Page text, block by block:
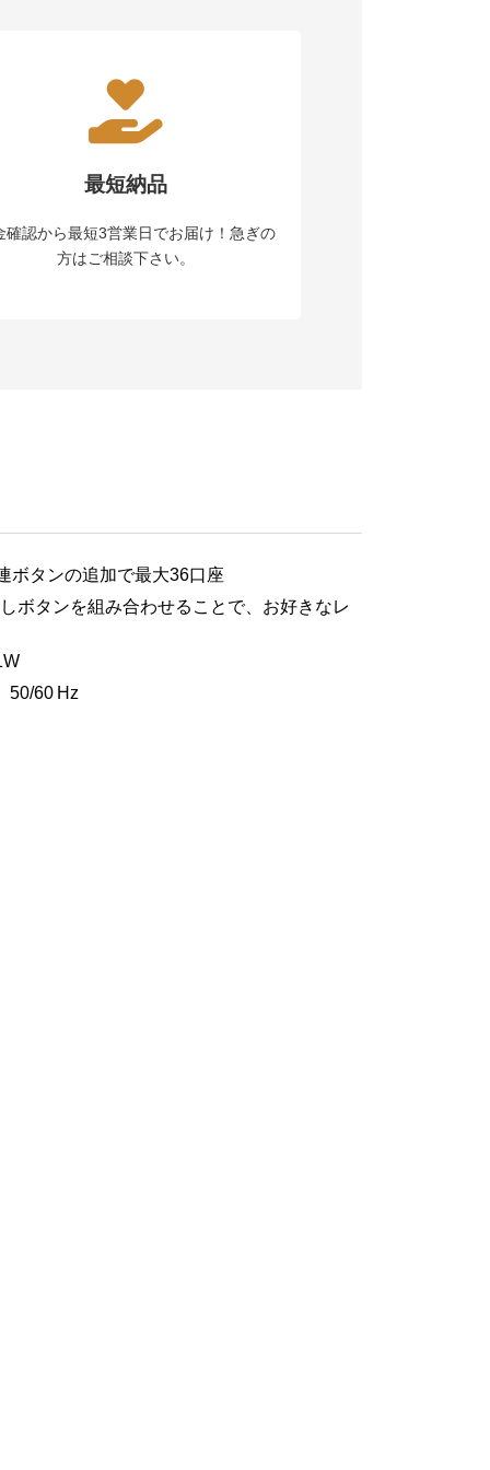
最短納品
確認から最短3営業日でお届け！急ぎの
方はご相談下さい。
ボタンの追加で最大36口座
ボタンを組み合わせることで、お好きなレ
50/60 Hz